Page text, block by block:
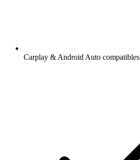
Carplay & Android Auto compatibles